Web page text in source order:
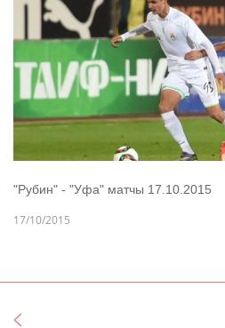
"Рубин" - "Уфа" матчы 17.10.2015
17/10/2015